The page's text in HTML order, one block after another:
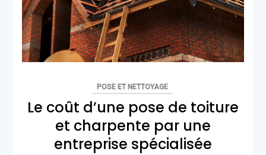
POSE ET NETTOYAGE
Le coût d’une pose de toiture
et charpente par une
entreprise spécialisée